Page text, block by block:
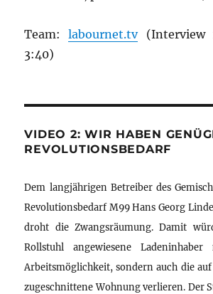
Team:labournet.tv(Interview
3:40)
VIDEO 2: WIR HABEN
REVOLUTIONSBEDARF
Dem langjährigen Betreiber des
Revolutionsbedarf M99 Hans Georg
droht die Zwangsräumung. Damit
Rollstuhl angewiesene
Arbeitsmöglichkeit, sondern auch die auf
zugeschnittene Wohnung verlieren. Der